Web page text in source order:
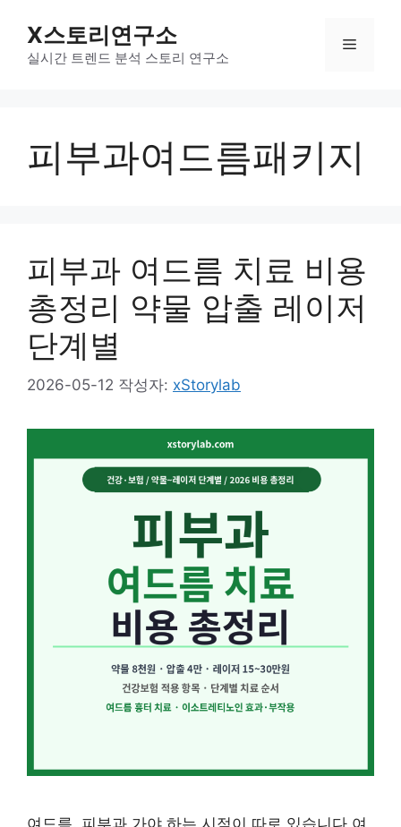
X스토리연구소
실시간 트렌드 분석 스토리 연구소
메
피부과여드름패키지
피부과 여드름 치료 비용
총정리 약물 압출 레이저
단계별
2026-05-12 작성자: xStorylab
여드름, 피부과 가야 하는 시점이 따로 있습니다 여